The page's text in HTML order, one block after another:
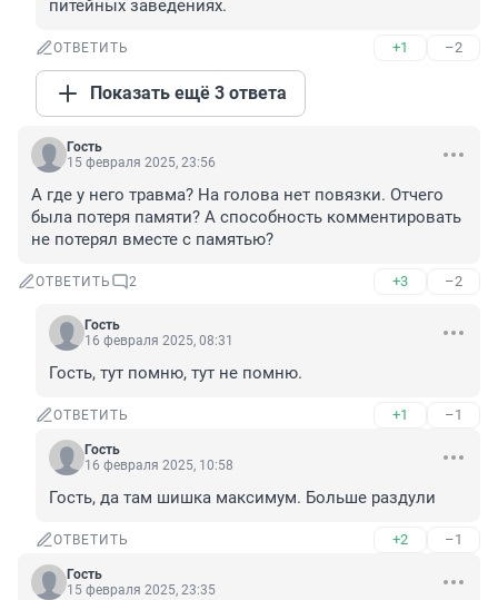
питейных заведениях.
ОТВЕТИТЬ +1 –2
Показать ещё 3 ответа
Гость
15 февраля 2025, 23:56
А где у него травма? На голова нет повязки. Отчего
была потеря памяти? А способность комментировать
не потерял вместе с памятью?
ОТВЕТИТЬ 2 +3 –2
Гость
16 февраля 2025, 08:31
Гость, тут помню, тут не помню.
ОТВЕТИТЬ +1 –1
Гость
16 февраля 2025, 10:58
Гость, да там шишка максимум. Больше раздули
ОТВЕТИТЬ +2 –1
Гость
15 февраля 2025, 23:35